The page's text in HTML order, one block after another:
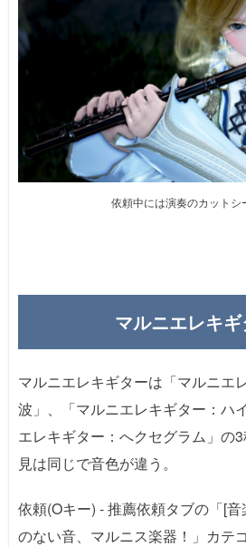
依頼中には演奏のカットシ
マルニエレキ
マルニエレキギターは「マルニエ
波」、「マルニエレキギター：ハ
エレキギター：へクセグラム」の
見は同じで音色が違う。
依頼(Oキー) - 推薦依頼タブの「[
のない音、マルニス楽器！」カテ